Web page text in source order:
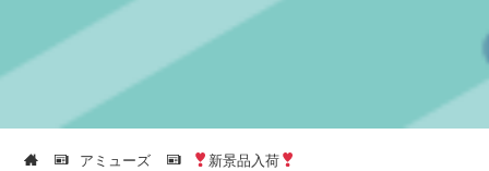
アミューズ 新景品入荷